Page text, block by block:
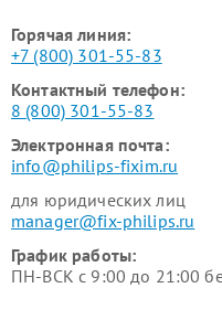
Горячая линия:
+7 (800) 301-55-83
Контактный телефон:
8 (800) 301-55-83
Электронная почта:
info@philips-fixim.ru
для юридических лиц
manager@fix-philips.ru
График работы:
ПН-ВСК с 9:00 до 21:00